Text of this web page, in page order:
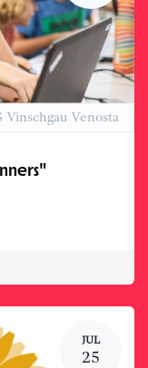
Vinschgau Venosta
JUL
25